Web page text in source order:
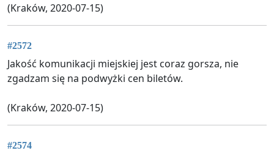
(Kraków, 2020-07-15)
#2572
Jakość komunikacji miejskiej jest coraz gorsza, nie
zgadzam się na podwyżki cen biletów.
(Kraków, 2020-07-15)
#2574